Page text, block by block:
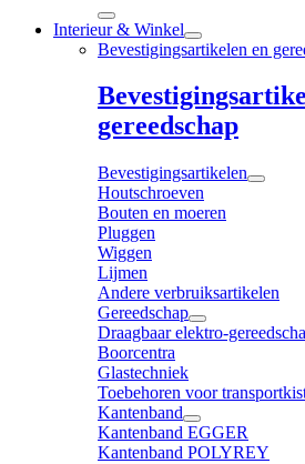
Interieur & Winkel
Bevestigingsartikelen en
gereedschap
Bevestigingsartikelen
Houtschroeven
Bouten en moeren
Pluggen
Wiggen
Lijmen
Andere verbruiksartikelen
Gereedschap
Draagbaar elektro-
Boorcentra
Glastechniek
Toebehoren voor
Kantenband
Kantenband EGGER
Kantenband POLYREY